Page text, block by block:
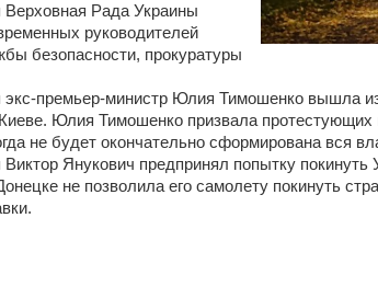
Рада Украины
руководителей
безопасности, прокуратуры
экс-премьер-министр Юлия Тимошенко вышла
Юлия Тимошенко призвала протестующих
не будет окончательно сформирована вся
Янукович предпринял попытку покинуть
не позволила его самолету покинуть